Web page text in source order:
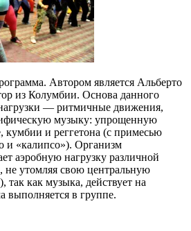
Автором является Альберто
из Колумбии. Основа данного
— ритмичные движения,
музыку: упрощенную
кумбии и реггетона (с примесью
и «калипсо»). Организм
аэробную нагрузку различной
не утомляя свою центральную
как музыка, действует на
выполняется в группе.